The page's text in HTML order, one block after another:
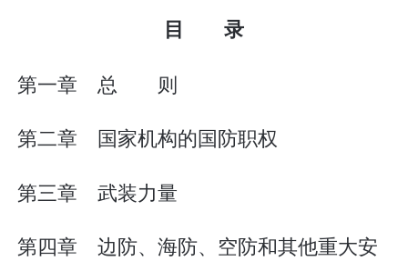
目 录
第一章 总 则
第二章 国家机构的国防职权
第三章 武装力量
第四章 边防、海防、空防和其他重大安